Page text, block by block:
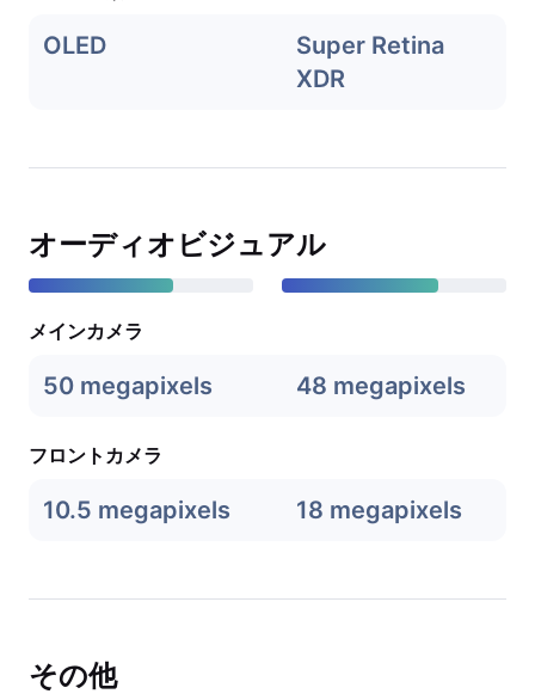
OLED
Super Retina
XDR
オーディオビジュアル
メインカメラ
50 megapixels 48 megapixels
フロントカメラ
10.5 megapixels 18 megapixels
その他